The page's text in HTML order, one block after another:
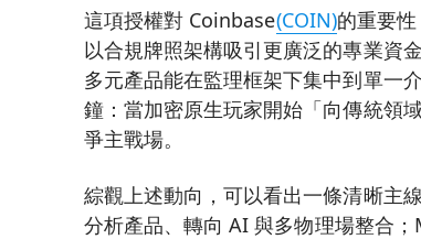
這項授權對 Coinbase(COIN)的重要
以合規牌照架構吸引更廣泛的專業資
多元產品能在監理框架下集中到單一
鐘：當加密原生玩家開始「向傳統領
爭主戰場。
綜觀上述動向，可以看出一條清晰主
分析產品、轉向 AI 與多物理場整合